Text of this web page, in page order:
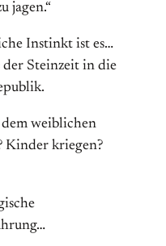
jagen.“
Instinkt ist es…
der Steinzeit in die
weiblichen
Kinder kriegen?